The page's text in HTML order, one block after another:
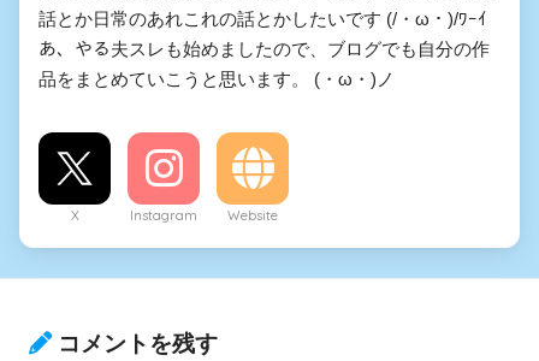
話とか日常のあれこれの話とかしたいです (/・ω・)/ﾜｰｲ
あ、やる夫スレも始めましたので、ブログでも自分の作
品をまとめていこうと思います。 (・ω・)ノ
X Instagram Website
コメントを残す